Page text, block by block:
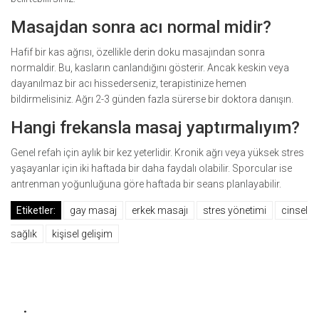
Masajdan sonra acı normal midir?
Hafif bir kas ağrısı, özellikle derin doku masajından sonra
normaldir. Bu, kasların canlandığını gösterir. Ancak keskin veya
dayanılmaz bir acı hissederseniz, terapistinize hemen
bildirmelisiniz. Ağrı 2-3 günden fazla sürerse bir doktora danışın.
Hangi frekansla masaj yaptırmalıyım?
Genel refah için aylık bir kez yeterlidir. Kronik ağrı veya yüksek stres
yaşayanlar için iki haftada bir daha faydalı olabilir. Sporcular ise
antrenman yoğunluğuna göre haftada bir seans planlayabilir.
Etiketler: gay masaj erkek masajı stres yönetimi cinsel
sağlık kişisel gelişim